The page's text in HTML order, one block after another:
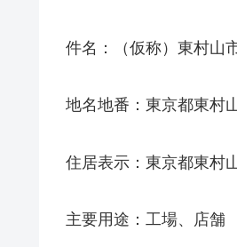
件名：（仮称）東村山
地名地番：東京都東村
住居表示：東京都東村
主要用途：工場、店舗